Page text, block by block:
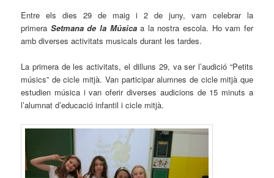
Entre els dies 29 de maig i 2 de juny, vam celebrar la
primera Setmana de la Músicaa la nostra escola. Ho vam fer
amb diverses activitats musicals durant les tardes.
La primera de les activitats, el dilluns 29, va ser l’audició “Petits
músics” de cicle mitjà. Van participar alumnes de cicle mitjà que
estudien música i van oferir diverses audicions de 15 minuts a
l’alumnat d’educació infantil i cicle mitjà.